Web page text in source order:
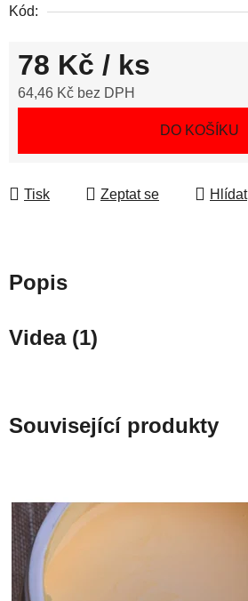
Kód:
78 Kč / ks
64,46 Kč bez DPH
DO KOŠÍKU
Tisk Zeptat se Hlídat
Popis
Videa (1)
Související produkty